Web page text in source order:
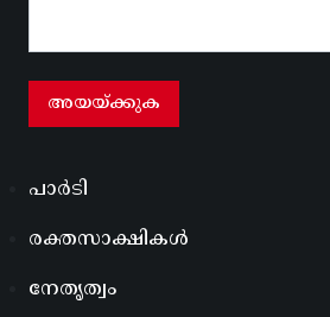
പാർടി
രക്തസാക്ഷികൾ
നേതൃത്വം